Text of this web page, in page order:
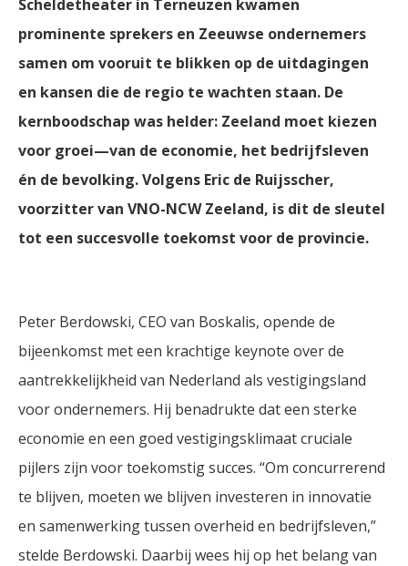
Scheldetheater in Terneuzen kwamen
prominente sprekers en Zeeuwse ondernemers
samen om vooruit te blikken op de uitdagingen
en kansen die de regio te wachten staan. De
kernboodschap was helder: Zeeland moet kiezen
voor groei—van de economie, het bedrijfsleven
én de bevolking. Volgens Eric de Ruijsscher,
voorzitter van VNO-NCW Zeeland, is dit de sleutel
tot een succesvolle toekomst voor de provincie.
Peter Berdowski, CEO van Boskalis, opende de
bijeenkomst met een krachtige keynote over de
aantrekkelijkheid van Nederland als vestigingsland
voor ondernemers. Hij benadrukte dat een sterke
economie en een goed vestigingsklimaat cruciale
pijlers zijn voor toekomstig succes. “Om concurrerend
te blijven, moeten we blijven investeren in innovatie
en samenwerking tussen overheid en bedrijfsleven,”
stelde Berdowski. Daarbij wees hij op het belang van